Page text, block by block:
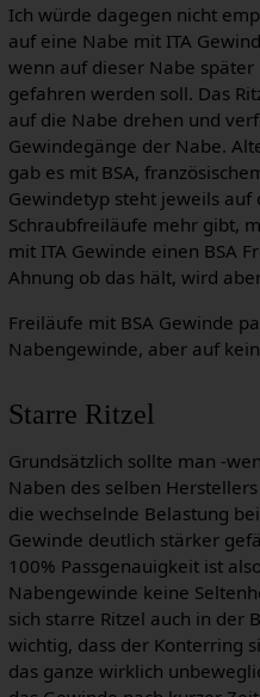
Ich würde dagegen nicht
auf eine Nabe mit ITA
wenn auf dieser Nabe
gefahren werden soll. Das
auf die Nabe drehen und
Gewindegänge der Nabe.
gab es mit BSA,
Gewindetyp steht jeweils auf
Schraubfreiläufe mehr gibt,
mit ITA Gewinde einen BSA
Ahnung ob das hält, wird
Freiläufe mit BSA Gewinde
Nabengewinde, aber auf
Starre Ritzel
Grundsätzlich sollte man -
Naben des selben
die wechselnde Belastung
Gewinde deutlich stärker
100% Passgenauigkeit ist
Nabengewinde keine
sich starre Ritzel auch in der
wichtig, dass der Konterring
das ganze wirklich